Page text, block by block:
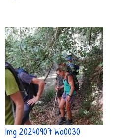
Img 20240907 Wa0030